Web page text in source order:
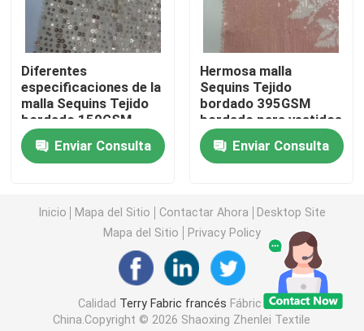
Tela polar del paño grueso y suave
Tejido de bordado de algodón
Tela del bordado de las lentejuelas
Tejidos de tejido de jacquard
Fabricación de tejidos de jacquard
Tejido de jersey deportivo
Diferentes
especificaciones de la
malla Sequins Tejido
bordado 150GSM
bordado para mujeres
vestidosEnviar Consulta
Hermosa malla
Sequins Tejido
bordado 395GSM
bordado para vestidos
de fiesta
Enviar Consulta
Inicio Mapa del Sitio Contactar Ahora
Desktop Site
Mapa del Sitio
Privacy Policy
Calidad Terry Fabric francés Fábrica De
China.Copyright © 2026 Shaoxing Zhenlei Textile